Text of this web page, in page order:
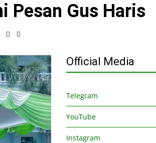
Pesan Gus Haris
Official Media
Telegram
YouTube
Instagram